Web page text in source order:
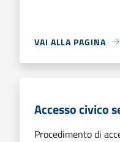
VAI ALLA PAGINA
Accesso civico
Procedimento di